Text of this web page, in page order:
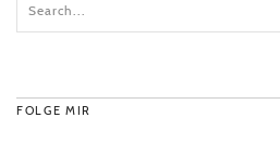
FOLGE MIR